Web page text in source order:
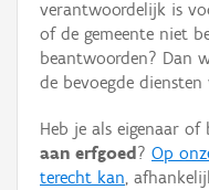
Gebeurtenis
Persoon of collectief
Hergebruik
verantwoordelijk is
of de gemeente niet
beantwoorden? Dan
de bevoegde
Heb je als eigenaar of
aan erfgoed ? Op
terecht kan,